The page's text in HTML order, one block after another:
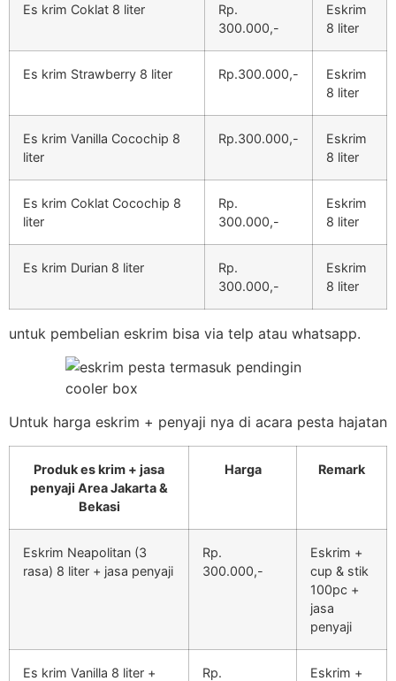
Es krim Coklat 8 liter
Rp.
300.000,-
Eskrim
8 liter
Es krim Strawberry 8 liter Rp.300.000,-
Eskrim
8 liter
Es krim Vanilla Cocochip 8
liter
Rp.300.000,-
Eskrim
8 liter
Es krim Coklat Cocochip 8
liter
Rp.
300.000,-
Eskrim
8 liter
Es krim Durian 8 liter
Rp.
300.000,-
Eskrim
8 liter
untuk pembelian eskrim bisa via telp atau whatsapp.
Untuk harga eskrim + penyaji nya di acara pesta hajatan
Produk es krim + jasa
penyaji Area Jakarta &
Bekasi
Harga Remark
Eskrim Neapolitan (3
rasa) 8 liter + jasa penyaji
Rp.
300.000,-
Eskrim +
cup & stik
100pc +
jasa
penyaji
Es krim Vanilla 8 liter +
Rp.
Eskrim +